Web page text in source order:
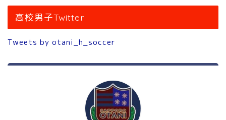
高校男子Twitter
Tweets by otani_h_soccer